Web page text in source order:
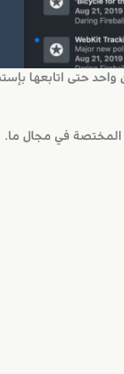
حتى اتابعها